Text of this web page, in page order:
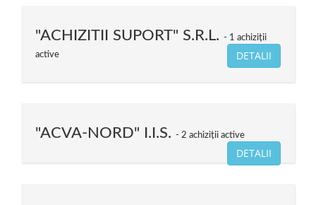
"ACHIZITII SUPORT" S.R.L.
1 achiziții
active
DETALII
"ACVA-NORD" I.I.S. 2 achiziții active
DETALII